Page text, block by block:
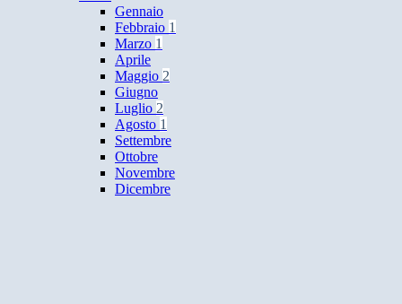
Gennaio
Febbraio 1
Marzo 1
Aprile
Maggio 2
Giugno
Luglio 2
Agosto 1
Settembre
Ottobre
Novembre
Dicembre